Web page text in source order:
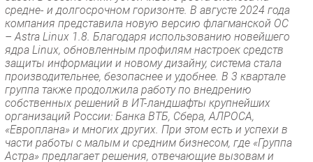
средне- и долгосрочном горизонте. В августе 2024 года
компания представила новую версию флагманской ОС
– Astra Linux 1.8. Благодаря использованию новейшего
ядра Linux, обновленным профилям настроек средств
защиты информации и новому дизайну, система стала
производительнее, безопаснее и удобнее. В 3 квартале
группа также продолжила работу по внедрению
собственных решений в ИТ-ландшафты крупнейших
организаций России: Банка ВТБ, Сбера, АЛРОСА,
«Европлана» и многих других. При этом есть и успехи в
части работы с малым и средним бизнесом, где «Группа
Астра» предлагает решения, отвечающие вызовам и